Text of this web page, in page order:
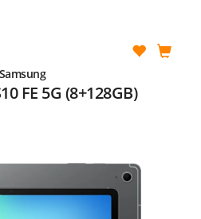
Samsung
FE 5G (8+128GB)